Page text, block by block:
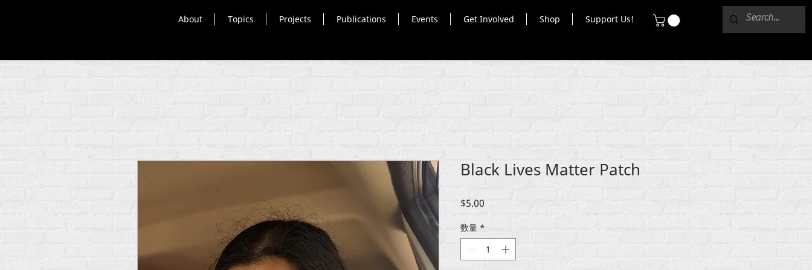
About Topics Projects Publications Events Get Involved Shop Support Us!
Black Lives Matter Patch
$5.00
数量 *